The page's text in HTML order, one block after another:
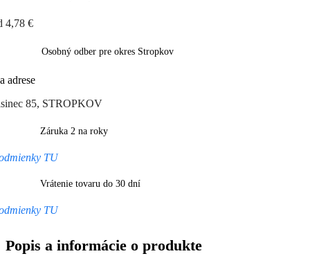
4,78 €
Osobný odber pre okres Stropkov
adrese
85, STROPKOV
Záruka 2 na roky
TU
Vrátenie tovaru do 30 dní
TU
Popis a informácie o produkte